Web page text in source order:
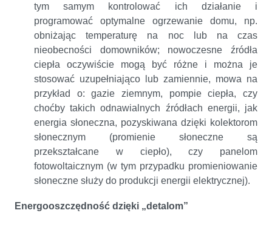
tym samym kontrolować ich działanie i
programować optymalne ogrzewanie domu, np.
obniżając temperaturę na noc lub na czas
nieobecności domowników; nowoczesne źródła
ciepła oczywiście mogą być różne i można je
stosować uzupełniająco lub zamiennie, mowa na
przykład o: gazie ziemnym, pompie ciepła, czy
choćby takich odnawialnych źródłach energii, jak
energia słoneczna, pozyskiwana dzięki kolektorom
słonecznym (promienie słoneczne są
przekształcane w ciepło), czy panelom
fotowoltaicznym (w tym przypadku promieniowanie
słoneczne służy do produkcji energii elektrycznej).
Energooszczędność dzięki „detalom”